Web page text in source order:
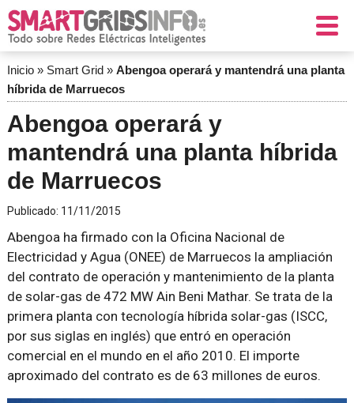
Inicio» Smart Grid» Abengoa operará y mantendrá una planta
híbrida de Marruecos
Abengoa operará y
mantendrá una planta híbrida
de Marruecos
Publicado: 11/11/2015
Abengoa ha firmado con la Oficina Nacional de
Electricidad y Agua (ONEE) de Marruecos la ampliación
del contrato de operación y mantenimiento de la planta
de solar-gas de 472 MW Ain Beni Mathar. Se trata de la
primera planta con tecnología híbrida solar-gas (ISCC,
por sus siglas en inglés) que entró en operación
comercial en el mundo en el año 2010. El importe
aproximado del contrato es de 63 millones de euros.